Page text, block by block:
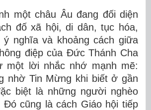
một châu Âu đang đối diện
đố xã hội, di dân, tục hóa,
ý nghĩa và khoảng cách giữa
điệp của Đức Thánh Cha
một lời nhắc nhớ mạnh mẽ:
nhờ Tin Mừng khi biết ở gần
biệt là những người nghèo
cũng là cách Giáo hội tiếp